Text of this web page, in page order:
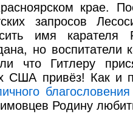
крае.
запросов
имя карателя
но воспитатели
что Гитлеру
США привёз! Как и
благословения
Родину